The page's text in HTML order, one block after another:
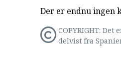
Der er endnu ingen
COPYRIGHT:
delvist fra